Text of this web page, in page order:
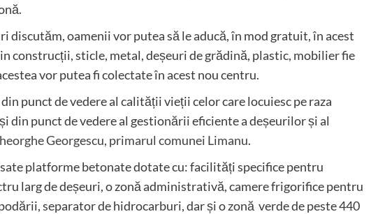
discutăm, oamenii vor putea să le aducă, în mod gratuit, în acest
construcții, sticle, metal, deșeuri de grădină, plastic, mobilier fie
vor putea fi colectate în acest nou centru.
punct de vedere al calității vieții celor care locuiesc pe raza
din punct de vedere al gestionării eficiente a deșeurilor și al
Georgescu, primarul comunei Limanu.
platforme betonate dotate cu: facilități specifice pentru
larg de deșeuri, o zonă administrativă, camere frigorifice pentru
separator de hidrocarburi, dar și o zonă verde de peste 440